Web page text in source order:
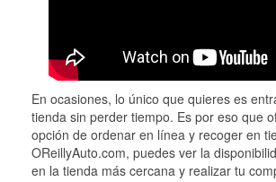
En ocasiones, lo único que quieres es
tienda sin perder tiempo. Es por eso que
opción de ordenar en línea y recoger en
OReillyAuto.com, puedes ver la
en la tienda más cercana y realizar tu